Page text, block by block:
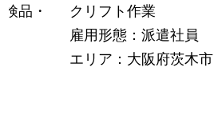
品・
クリフト作業
雇用形態：派遣社員
エリア：大阪府茨木市